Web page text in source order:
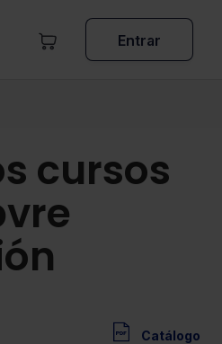
Entrar
cursos
Catálogo